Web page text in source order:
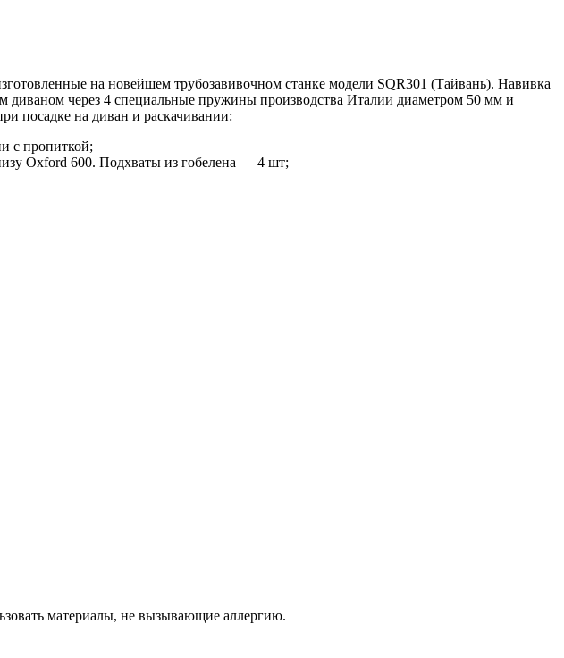
на новейшем трубозавивочном станке модели SQR301 (Тайвань). Навивка
через 4 специальные пружины производства Италии диаметром 50 мм и
посадке на диван и раскачивании:
с пропиткой;
Oxford 600. Подхваты из гобелена — 4 шт;
материалы, не вызывающие аллергию.